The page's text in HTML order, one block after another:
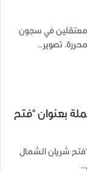
في سجون
تصوير…
بعنوان “فتح
شريان الشمال